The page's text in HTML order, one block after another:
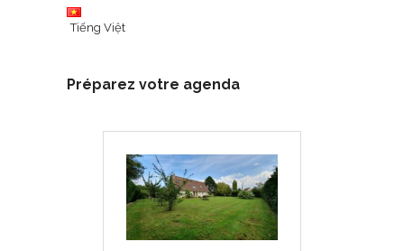
Tiếng Việt
Préparez votre agenda